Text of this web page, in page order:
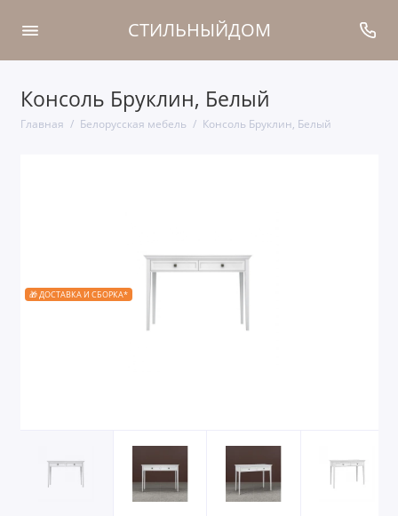
СТИЛЬНЫЙДОМ
Консоль Бруклин, Белый
Главная Белорусская мебель Консоль Бруклин, Белый
🎁 ДОСТАВКА И СБОРКА*